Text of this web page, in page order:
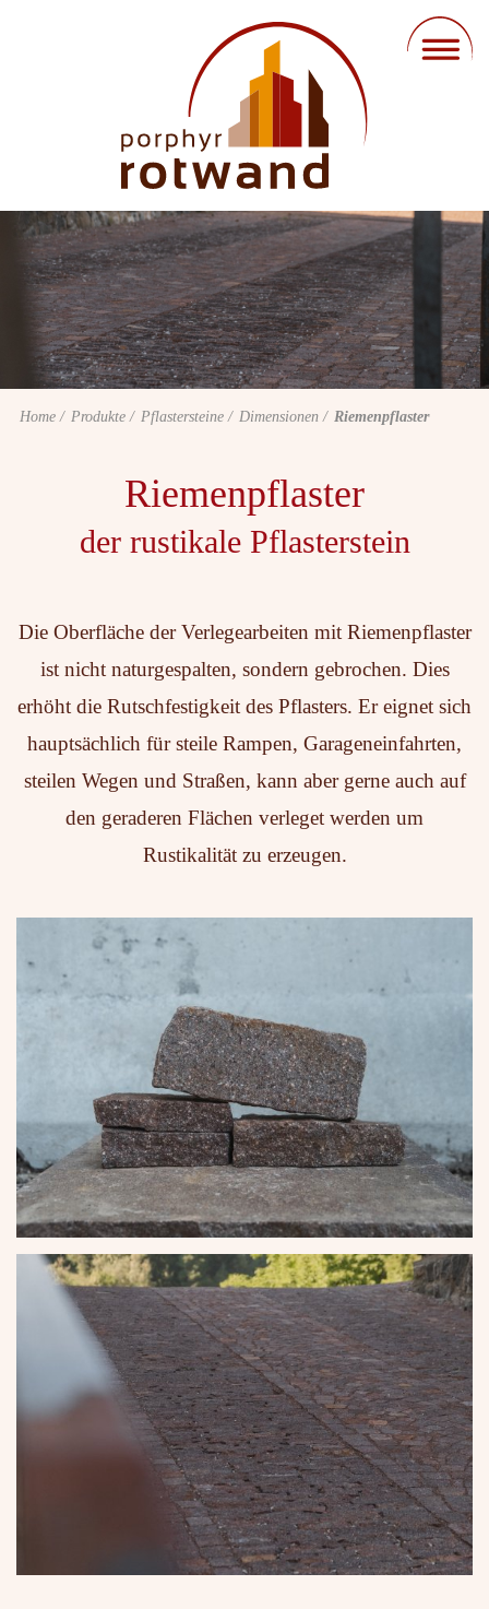
Home Produkte Pflastersteine Dimensionen Riemenpflaster
Riemenpflaster
der rustikale Pflasterstein
Die Oberfläche der Verlegearbeiten mit Riemenpflaster
ist nicht naturgespalten, sondern gebrochen. Dies
erhöht die Rutschfestigkeit des Pflasters. Er eignet sich
hauptsächlich für steile Rampen, Garageneinfahrten,
steilen Wegen und Straßen, kann aber gerne auch auf
den geraderen Flächen verleget werden um
Rustikalität zu erzeugen.